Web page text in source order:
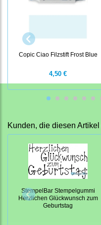
Copic Ciao Filzstift Frost Blue
4,50 €
Kunden, die diesen
StempelBar Stempelgummi
Herzlichen Glückwunsch zum
Geburtstag